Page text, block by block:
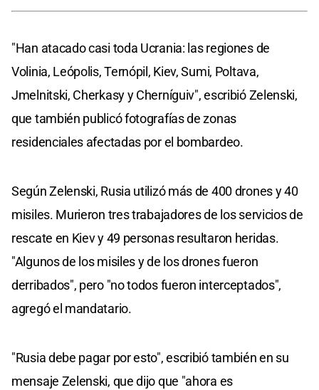
"Han atacado casi toda Ucrania: las regiones de
Volinia, Leópolis, Ternópil, Kiev, Sumi, Poltava,
Jmelnitski, Cherkasy y Cherníguiv", escribió Zelenski,
que también publicó fotografías de zonas
residenciales afectadas por el bombardeo.
Según Zelenski, Rusia utilizó más de 400 drones y 40
misiles. Murieron tres trabajadores de los servicios de
rescate en Kiev y 49 personas resultaron heridas.
"Algunos de los misiles y de los drones fueron
derribados", pero "no todos fueron interceptados",
agregó el mandatario.
"Rusia debe pagar por esto", escribió también en su
mensaje Zelenski, que dijo que "ahora es